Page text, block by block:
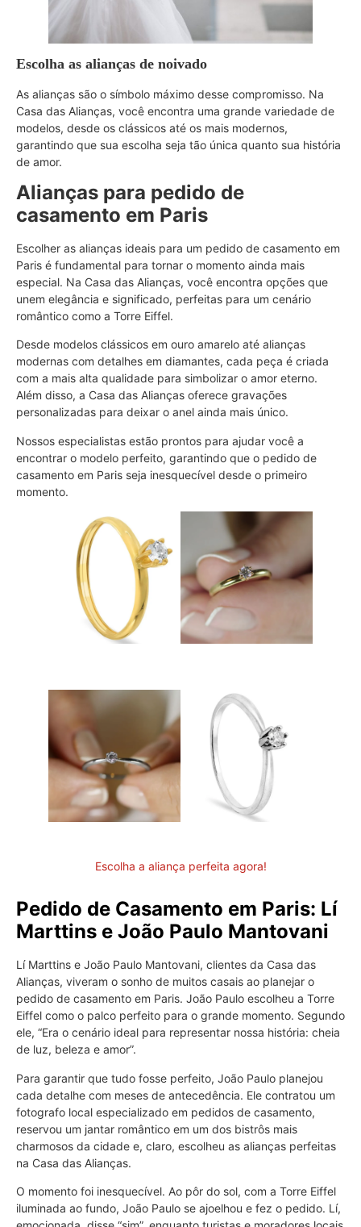
Escolha as alianças de noivado
As alianças são o símbolo máximo desse compromisso. Na
Casa das Alianças, você encontra uma grande variedade de
modelos, desde os clássicos até os mais modernos,
garantindo que sua escolha seja tão única quanto sua história
de amor.
Alianças para pedido de
casamento em Paris
Escolher as alianças ideais para um pedido de casamento em
Paris é fundamental para tornar o momento ainda mais
especial. Na Casa das Alianças, você encontra opções que
unem elegância e significado, perfeitas para um cenário
romântico como a Torre Eiffel.
Desde modelos clássicos em ouro amarelo até alianças
modernas com detalhes em diamantes, cada peça é criada
com a mais alta qualidade para simbolizar o amor eterno.
Além disso, a Casa das Alianças oferece gravações
personalizadas para deixar o anel ainda mais único.
Nossos especialistas estão prontos para ajudar você a
encontrar o modelo perfeito, garantindo que o pedido de
casamento em Paris seja inesquecível desde o primeiro
momento.
Escolha a aliança perfeita agora!
Pedido de Casamento em Paris: Lí
Marttins e João Paulo Mantovani
Lí Marttins e João Paulo Mantovani, clientes da Casa das
Alianças, viveram o sonho de muitos casais ao planejar o
pedido de casamento em Paris. João Paulo escolheu a Torre
Eiffel como o palco perfeito para o grande momento. Segundo
ele, “Era o cenário ideal para representar nossa história: cheia
de luz, beleza e amor”.
Para garantir que tudo fosse perfeito, João Paulo planejou
cada detalhe com meses de antecedência. Ele contratou um
fotografo local especializado em pedidos de casamento,
reservou um jantar romântico em um dos bistrôs mais
charmosos da cidade e, claro, escolheu as alianças perfeitas
na Casa das Alianças.
O momento foi inesquecível. Ao pôr do sol, com a Torre Eiffel
iluminada ao fundo, João Paulo se ajoelhou e fez o pedido. Lí,